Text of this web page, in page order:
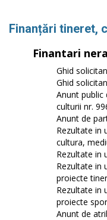
Finanțări tineret,
Finantari
Ghid
Ghid
Anunt public
culturii nr.
Anunt de
Rezultate in
cultura,
Rezultate in
Rezultate in
proiecte
Rezultate in
proiecte
Anunt de